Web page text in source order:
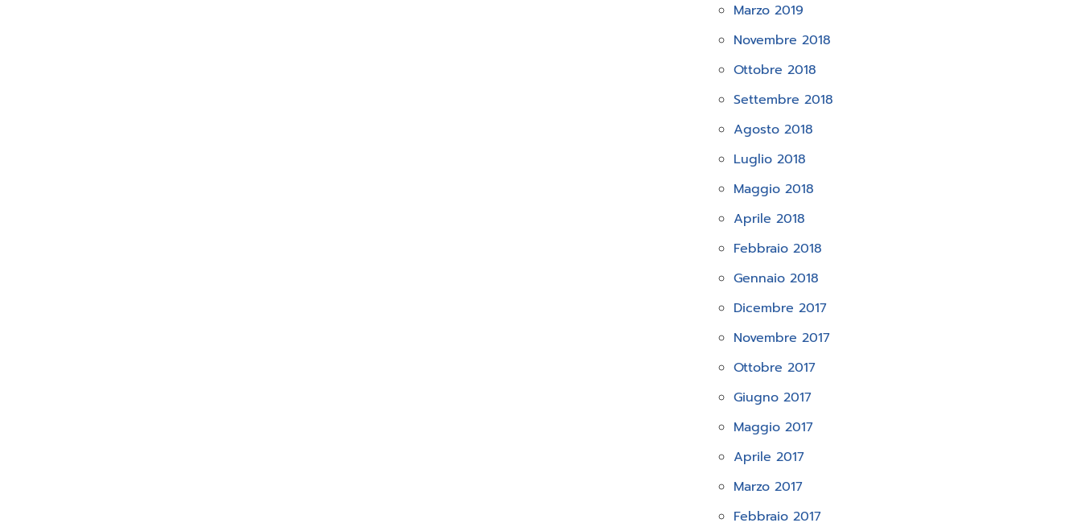
Marzo 2019
Novembre 2018
Ottobre 2018
Settembre 2018
Agosto 2018
Luglio 2018
Maggio 2018
Aprile 2018
Febbraio 2018
Gennaio 2018
Dicembre 2017
Novembre 2017
Ottobre 2017
Giugno 2017
Maggio 2017
Aprile 2017
Marzo 2017
Febbraio 2017